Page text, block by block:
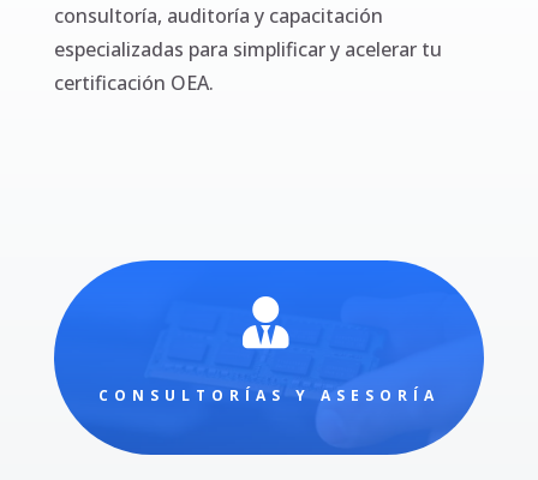
consultoría, auditoría y capacitación
especializadas para simplificar y acelerar tu
certificación OEA.

CONSULTORÍAS Y ASESORÍA